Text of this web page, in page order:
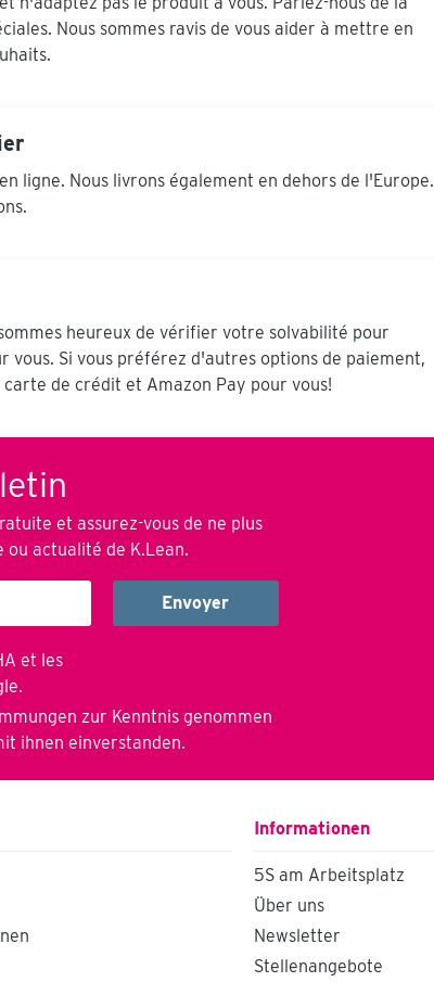
Nous sommes ravis de vous aider à mettre en
ligne. Nous livrons également en dehors de l'Europe.
heureux de vérifier votre solvabilité pour
Si vous préférez d'autres options de paiement,
de crédit et Amazon Pay pour vous!
et assurez-vous de ne plus
actualité de K.Lean.
Envoyer
et les
zur Kenntnis genommen
ihnen einverstanden.
Informationen
5S am Arbeitsplatz
Über uns
Newsletter
Stellenangebote